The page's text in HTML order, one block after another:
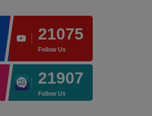
21075
Follow Us
21907
Follow Us